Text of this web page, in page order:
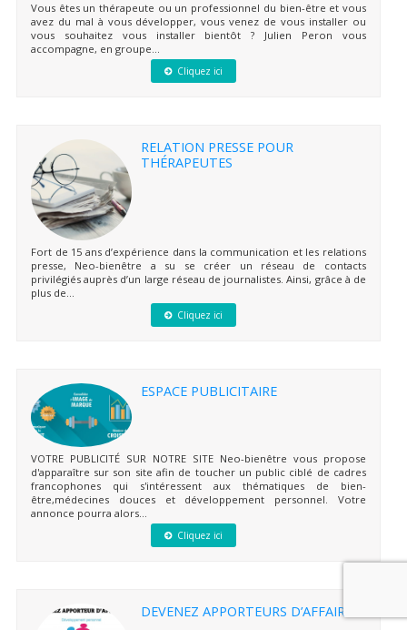
Vous êtes un thérapeute ou un professionnel du bien-être et vous
avez du mal à vous développer, vous venez de vous installer ou
vous souhaitez vous installer bientôt ? Julien Peron vous
accompagne, en groupe...
Cliquez ici
RELATION PRESSE POUR
THÉRAPEUTES
Fort de 15 ans d’expérience dans la communication et les relations
presse, Neo-bienêtre a su se créer un réseau de contacts
privilégiés auprès d’un large réseau de journalistes. Ainsi, grâce à de
plus de...
Cliquez ici
ESPACE PUBLICITAIRE
VOTRE PUBLICITÉ SUR NOTRE SITE Neo-bienêtre vous propose
d'apparaître sur son site afin de toucher un public ciblé de cadres
francophones qui s'intéressent aux thématiques de bien-
être,médecines douces et développement personnel. Votre
annonce pourra alors...
Cliquez ici
DEVENEZ APPORTEURS D’AFFAIRES